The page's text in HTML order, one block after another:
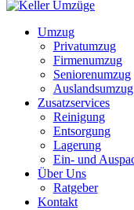
Umzug
Privatumzug
Firmenumzug
Seniorenumzug
Auslandsumzug
Zusatzservices
Reinigung
Entsorgung
Lagerung
Ein- und
Über Uns
Ratgeber
Kontakt